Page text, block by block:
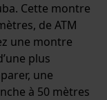
Cette montre
de ATM
une montre
plus
une
à 50 mètres